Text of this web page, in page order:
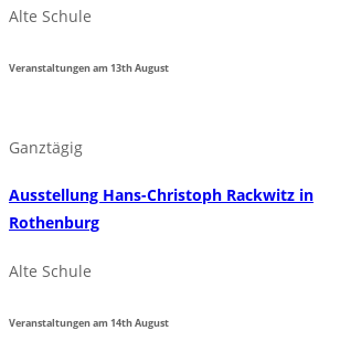
Alte Schule
Veranstaltungen am13thAugust
Ganztägig
Ausstellung Hans-Christoph Rackwitz in
Rothenburg
Alte Schule
Veranstaltungen am14thAugust